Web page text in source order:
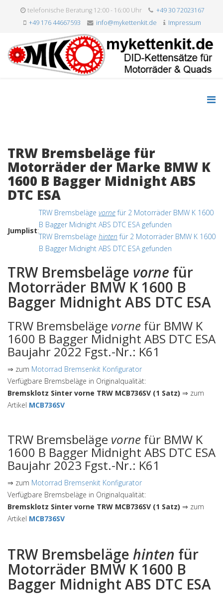
telefonische Beratung 12:00 - 16:00 Uhr
+49 30 72023167
+49 176 44667593
info@mykettenkit.de Impressum
TRW Bremsbeläge für
Motorräder der Marke BMW K
1600 B Bagger Midnight ABS
DTC ESA
Jumplist:
TRW Bremsbeläge vornefür 2 Motorräder BMW K 1600
B Bagger Midnight ABS DTC ESA gefunden
TRW Bremsbeläge hinten für 2 Motorräder BMW K 1600
B Bagger Midnight ABS DTC ESA gefunden
TRW Bremsbeläge vorne für
Motorräder BMW K 1600 B
Bagger Midnight ABS DTC ESA
TRW Bremsbeläge vorne für BMW K
1600 B Bagger Midnight ABS DTC ESA
Baujahr 2022 Fgst.-Nr.: K61
⇒ zum Motorrad Bremsenkit Konfigurator
Verfügbare Bremsbeläge in Originalqualität:
Bremsklotz Sinter vorne TRW MCB736SV (1 Satz) ⇒ zum
Artikel MCB736SV
TRW Bremsbeläge vorne für BMW K
1600 B Bagger Midnight ABS DTC ESA
Baujahr 2023 Fgst.-Nr.: K61
⇒ zum Motorrad Bremsenkit Konfigurator
Verfügbare Bremsbeläge in Originalqualität:
Bremsklotz Sinter vorne TRW MCB736SV (1 Satz) ⇒ zum
Artikel MCB736SV
TRW Bremsbeläge hinten für
Motorräder BMW K 1600 B
Bagger Midnight ABS DTC ESA